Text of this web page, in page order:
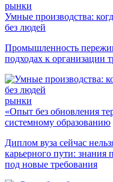
рынки
Умные производства:
без людей
Промышленность
подходах к организации
рынки
«Опыт без обновления
системному образованию
Диплом вуза сейчас
карьерного пути: знания
под новые требования